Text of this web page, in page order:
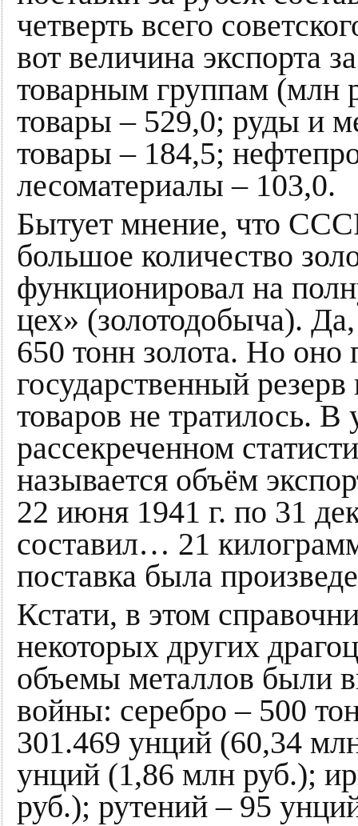
четверть всего
вот величина экспорта
товарным группам (млн
товары – 529,0; руды и
товары – 184,5;
лесоматериалы – 103,0.
Бытует мнение, что
большое количество
функционировал на
цех» (золотодобыча).
650 тонн золота. Но оно
государственный
товаров не тратилось.
рассекреченном
называется объём
22 июня 1941 г. по 31
составил… 21
поставка была
Кстати, в этом
некоторых других
объемы металлов были
войны: серебро – 500
301.469 унций (60,34
унций (1,86 млн руб.);
руб.); рутений – 95